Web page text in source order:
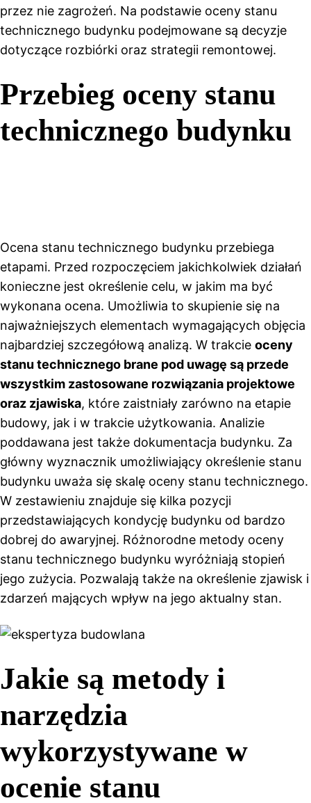
przez nie zagrożeń. Na podstawie oceny stanu
technicznego budynku podejmowane są decyzje
dotyczące rozbiórki oraz strategii remontowej.
Przebieg oceny stanu
technicznego budynku
Ocena stanu technicznego budynku przebiega
etapami. Przed rozpoczęciem jakichkolwiek działań
konieczne jest określenie celu, w jakim ma być
wykonana ocena. Umożliwia to skupienie się na
najważniejszych elementach wymagających objęcia
najbardziej szczegółową analizą. W trakcie oceny
stanu technicznego brane pod uwagę są przede
wszystkim zastosowane rozwiązania projektowe
oraz zjawiska, które zaistniały zarówno na etapie
budowy, jak i w trakcie użytkowania. Analizie
poddawana jest także dokumentacja budynku. Za
główny wyznacznik umożliwiający określenie stanu
budynku uważa się skalę oceny stanu technicznego.
W zestawieniu znajduje się kilka pozycji
przedstawiających kondycję budynku od bardzo
dobrej do awaryjnej. Różnorodne metody oceny
stanu technicznego budynku wyróżniają stopień
jego zużycia. Pozwalają także na określenie zjawisk i
zdarzeń mających wpływ na jego aktualny stan.
Jakie są metody i
narzędzia
wykorzystywane w
ocenie stanu